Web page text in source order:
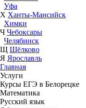
Уфа
Х Ханты-Мансийск
Химки
Ч Чебоксары
Челябинск
Щ Щёлково
Я Ярославль
Главная
Услуги
Курсы ЕГЭ в Белорецке
Математика
Русский язык